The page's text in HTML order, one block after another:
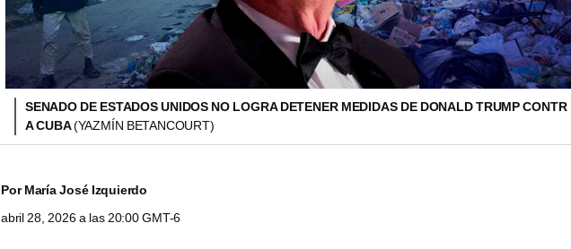
SENADO DE ESTADOS UNIDOS NO LOGRA DETENER MEDIDAS DE DONALD TRUMP CONTR
A CUBA(YAZMÍN BETANCOURT)
PorMaría José Izquierdo
abril 28, 2026 a las 20:00 GMT-6